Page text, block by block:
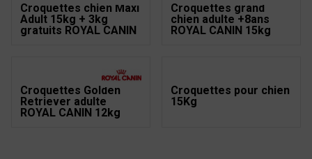
Croquettes chien Maxi
Adult 15kg + 3kg
gratuits ROYAL CANIN
Croquettes grand
chien adulte +8ans
ROYAL CANIN 15kg
Croquettes Golden
Retriever adulte
ROYAL CANIN 12kg
Croquettes pour chien
15Kg